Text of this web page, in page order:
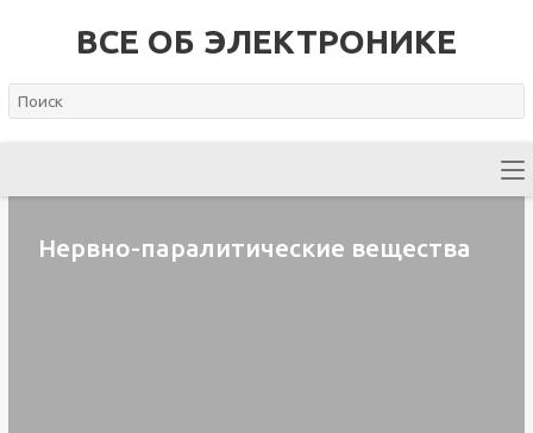
ВСЕ ОБ ЭЛЕКТРОНИКЕ
Нервно-паралитические вещества